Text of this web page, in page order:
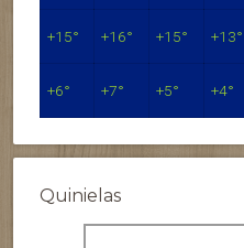
+15° +16° +15° +13°
+6° +7° +5° +4°
Quinielas